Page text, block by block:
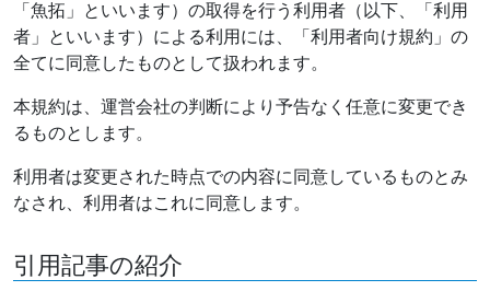
「魚拓」といいます）の取得を行う利用者（以下、「利用
者」といいます）による利用には、「利用者向け規約」の
全てに同意したものとして扱われます。
本規約は、運営会社の判断により予告なく任意に変更でき
るものとします。
利用者は変更された時点での内容に同意しているものとみ
なされ、利用者はこれに同意します。
引用記事の紹介